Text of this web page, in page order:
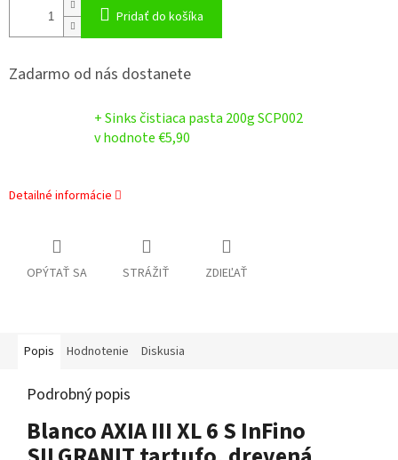
Pridať do košíka
Zadarmo od nás dostanete
+ Sinks čistiaca pasta 200g SCP002
v hodnote €5,90
Detailné informácie
OPÝTAŤ SA STRÁŽIŤ ZDIEĽAŤ
Popis Hodnotenie Diskusia
Podrobný popis
Blanco AXIA III XL 6 S InFino